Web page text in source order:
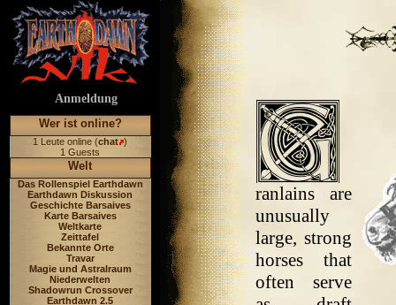
Anmeldung
Wer ist online?
1 Leute online (chat )
1 Guests
Welt
Das Rollenspiel Earthdawn
Earthdawn Diskussion
Geschichte Barsaives
Karte Barsaives
Weltkarte
Zeittafel
Bekannte Orte
Travar
Magie und Astralraum
Niederwelten
Shadowrun Crossover
Earthdawn 2.5
ranlains are
unusually
large, strong
horses that
often serve